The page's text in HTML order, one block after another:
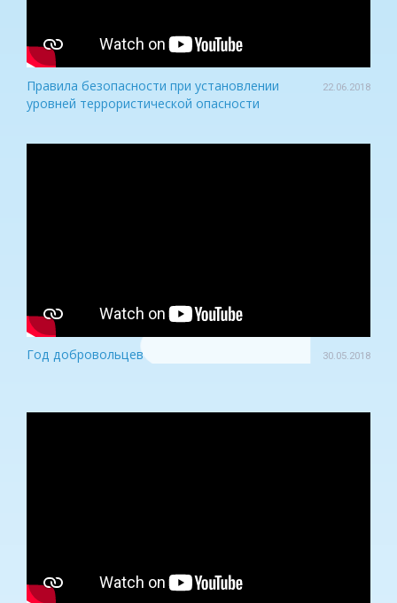
Правила безопасности при установлении
уровней террористической опасности
22.06.2018
Год добровольцев 30.05.2018